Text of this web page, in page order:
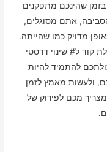
שהינכם מתפקנים
אתם מסוגלים,
מדויק כמו שהייתה.
קוד ל# שינוי דרסטי
להתמיד להיות
ולעשות מאמץ לזמן
מכם לפירוק של